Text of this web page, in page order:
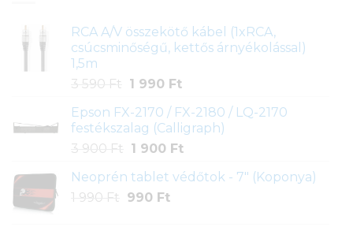
RCA A/V összekötő kábel (1xRCA,
csúcsminőségű, kettős árnyékolással)
1,5m
3 590 Ft
Original
was:
3
590 Ft.
1 990 FtCurrent
is:
1
990 Ft.
Epson FX-2170 / FX-2180 / LQ-2170
festékszalag (Calligraph)
3 900 Ft
Original
was:
3
1 900 FtCurrent
is:
Neoprén tablet védőtok - 7" (Koponya)
1 990 Ft
Original
990 FtCurrent